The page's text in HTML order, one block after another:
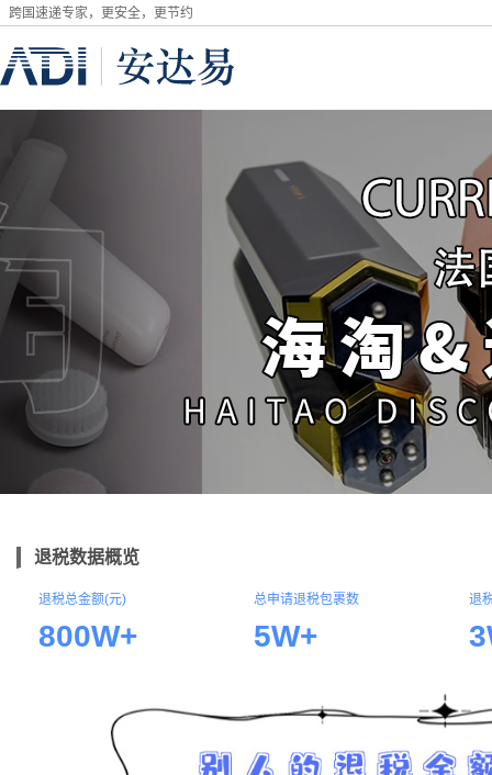
跨国速递专家，更安全，更节约
退税数据概览
退税总金额(元)
800W+
总申请退税包裹数
5W+
退